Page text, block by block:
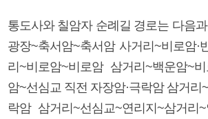
통도사와 칠암자 순례길 경로는 다음
광장~축서암~축서암 사거리~비로암·
리~비로암~비로암 삼거리~백운암~
암~선심교 직전 자장암·극락암 삼거리
락암 삼거리~선심교~연리지~삼거리